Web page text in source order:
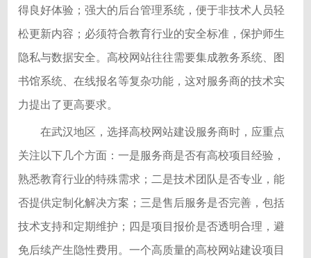
得良好体验；强大的后台管理系统，便于非技术人员轻
松更新内容；必须符合教育行业的安全标准，保护师生
隐私与数据安全。高校网站往往需要集成教务系统、图
书馆系统、在线报名等复杂功能，这对服务商的技术实
力提出了更高要求。
在武汉地区，选择高校网站建设服务商时，应重点
关注以下几个方面：一是服务商是否有高校项目经验，
熟悉教育行业的特殊需求；二是技术团队是否专业，能
否提供定制化解决方案；三是售后服务是否完善，包括
技术支持和定期维护；四是项目报价是否透明合理，避
免后续产生隐性费用。一个高质量的高校网站建设项目